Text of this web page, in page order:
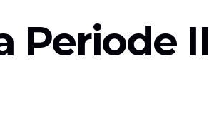
Periode II